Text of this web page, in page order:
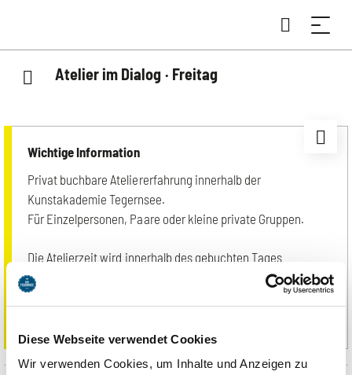
Diese Webseite verwendet Cookies
Wir verwenden Cookies, um Inhalte und Anzeigen zu
Atelier im Dialog · Freitag
Wichtige Information
Privat buchbare Ateliererfahrung innerhalb der
Kunstakademie Tegernsee.
Für Einzelpersonen, Paare oder kleine private Gruppen.
Die Atelierzeit wird innerhalb des gebuchten Tages
zwischen 9:00 und 20:00 Uhr individuell abgestimmt. Nach
der Buchung melden wir uns persönlich zur